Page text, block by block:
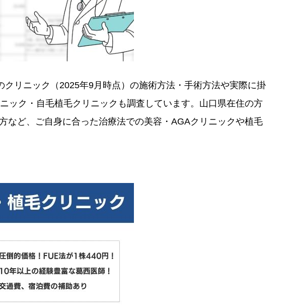
リニック（2025年9月時点）の施術方法・手術方法や実際に掛
ック・自毛植毛クリニックも調査しています。山口県在住の方
など、ご自身に合った治療法での美容・AGAクリニックや植毛